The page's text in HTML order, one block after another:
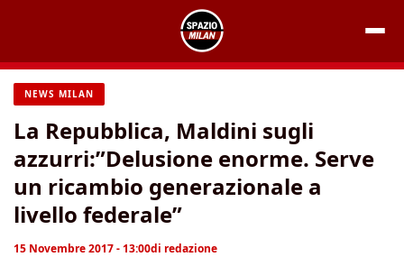
contenuto
NEWS MILAN
La Repubblica, Maldini sugli
azzurri:”Delusione enorme. Serve
un ricambio generazionale a
livello federale”
15 Novembre 2017 - 13:00di redazione